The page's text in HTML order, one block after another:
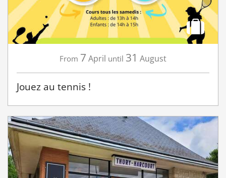
From 7 April until 31 August
Jouez au tennis !